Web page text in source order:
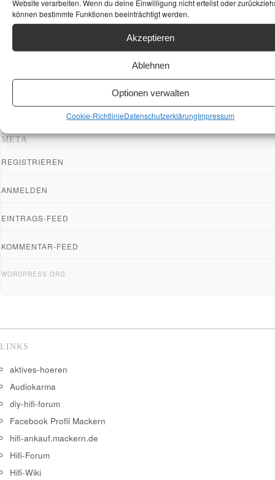
Website verarbeiten. Wenn du deine Einwilligung nicht erteilst oder
können bestimmte Funktionen beeinträchtigt werden.
Akzeptieren
Ablehnen
Optionen verwalten
Cookie-RichtlinieDatenschutzerklärungImpressum
META
REGISTRIEREN
ANMELDEN
EINTRAGS-FEED
KOMMENTAR-FEED
WORDPRESS.ORG
LINKS
aktives-hoeren
Audiokarma
diy-hifi-forum
Facebook Profil Mackern
hifi-ankauf.mackern.de
Hifi-Forum
Hifi-Wiki